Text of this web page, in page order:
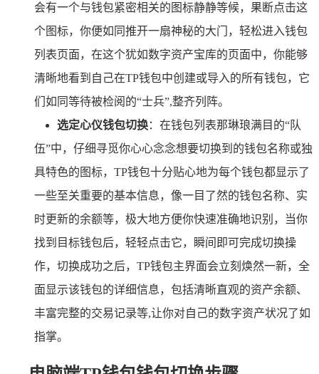
会有一个与钱包紧密相关的图标静静等候，果断点击这
个图标，你便如同推开一扇神秘的大门，轻松进入钱包
列表页面，在这个犹如数字资产宝库的页面中，你能够
清晰地看到自己在TP钱包中创建或导入的所有钱包，它
们如同等待被检阅的“士兵”,整齐列阵。
选定心仪钱包切换：在钱包列表那琳琅满目的“队
伍”中，仔细寻觅你心心念念想要切换到的钱包名称或独
具特色的图标，TP钱包十分贴心地为每个钱包都显示了
一些至关重要的基本信息，像一目了然的钱包名称、实
时更新的余额等，极大地方便你快速准确地识别，当你
找到目标钱包后，轻轻点击它，瞬间即可完成切换操
作，切换成功之后，TP钱包主界面会立刻焕然一新，全
面显示该钱包的详细信息，包括清晰直观的资产余额、
丰富完整的交易记录等,让你对自己的数字资产状况了如
指掌。